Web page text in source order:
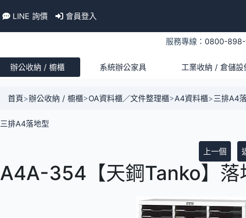
LINE 詢價 會員登入
服務專線： 0800-
辦公收納 / 櫥櫃 系統辦公家具 工業收納 / 倉儲設
首頁>辦公收納 / 櫥櫃>OA資料櫃／文件整理櫃>A4資料櫃> 三排A4
三排A4落地型
上一個
A4A-354【天鋼Tanko】落